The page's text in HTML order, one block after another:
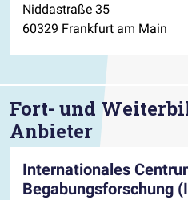
Niddastraße 35
60329 Frankfurt am Main
Fort- und
Anbieter
Internationales
Begabungsforschung